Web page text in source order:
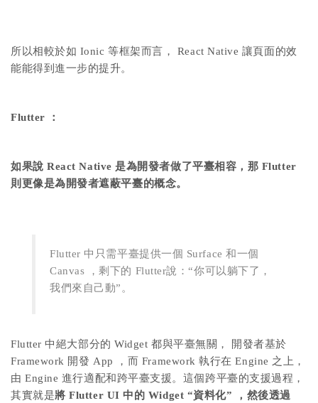
所以相較於如 Ionic 等框架而言， React Native 讓頁面的效
能能得到進一步的提升。
Flutter ：
如果說 React Native 是為開發者做了平臺相容，那 Flutter
則更像是為開發者遮蔽平臺的概念。
Flutter 中只需平臺提供一個 Surface 和一個
Canvas ，剩下的 Flutter說：“你可以躺下了，
我們來自己動”。
Flutter 中絕大部分的 Widget 都與平臺無關， 開發者基於
Framework 開發 App ，而 Framework 執行在 Engine 之上，
由 Engine 進行適配和跨平臺支援。這個跨平臺的支援過程，
其實就是將 Flutter UI 中的 Widget “資料化” ，然後透過